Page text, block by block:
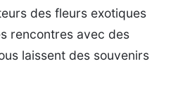
des fleurs exotiques
rencontres avec des
laissent des souvenirs